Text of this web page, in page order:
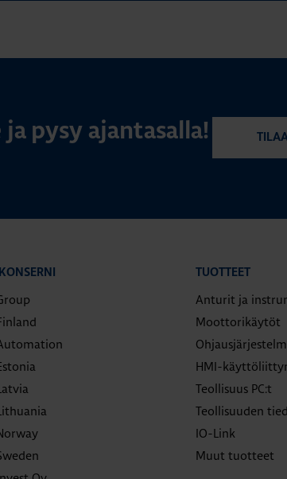
pysy ajantasalla!
TUOTTEET
Anturit ja
Moottorikäytöt
HMI-
Teollisuus PC:t
Teollisuuden
IO-Link
Muut tuotteet